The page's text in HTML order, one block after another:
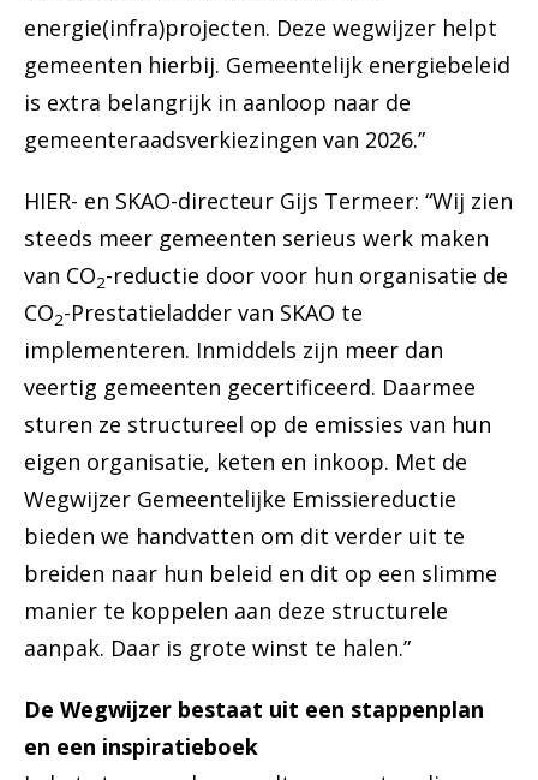
energie(infra)projecten. Deze wegwijzer helpt
gemeenten hierbij. Gemeentelijk energiebeleid
is extra belangrijk in aanloop naar de
gemeenteraadsverkiezingen van 2026.”
HIER- en SKAO-directeur Gijs Termeer: “Wij zien
steeds meer gemeenten serieus werk maken
van CO2-reductie door voor hun organisatie de
CO2-Prestatieladder van SKAO te
implementeren. Inmiddels zijn meer dan
veertig gemeenten gecertificeerd. Daarmee
sturen ze structureel op de emissies van hun
eigen organisatie, keten en inkoop. Met de
Wegwijzer Gemeentelijke Emissiereductie
bieden we handvatten om dit verder uit te
breiden naar hun beleid en dit op een slimme
manier te koppelen aan deze structurele
aanpak. Daar is grote winst te halen.”
De Wegwijzer bestaat uit een stappenplan
en een inspiratieboek